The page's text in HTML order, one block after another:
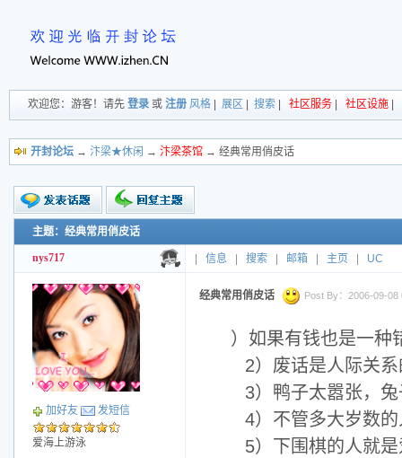
欢迎您：游客！请先 登录 或 注册 风格 展区 搜索 社区服务 社区设施
开封论坛 → 汴梁★休闲 → 汴梁茶馆 → 经典常用俏皮话
新的主题
投票帖
交易帖
小字报
主题：经典常用俏皮话
nys717 信息 搜索 邮箱 主页 UC
加好友 发短信
爱海上游泳
经典常用俏皮话 Post By：2006-09-08
）如果有钱也是一种
2）废话是人际关系
3）鸭子太嚣张，兔
4）不管多大岁数的
5）下围棋的人就是